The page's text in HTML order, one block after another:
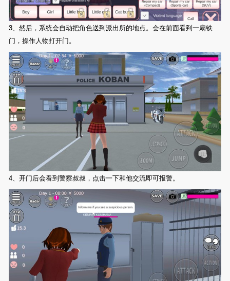
3、然后，系统会自动把角色送到派出所的地点。会在前面看到一扇铁
门，操作人物打开门。
4、开门后会看到警察叔叔，点击一下和他交流即可报警。